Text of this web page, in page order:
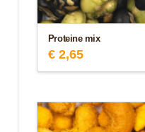
Proteine mix
€2,65